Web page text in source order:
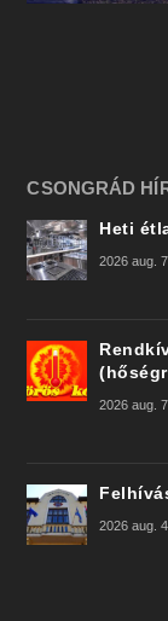
CSONGRÁD
Heti
2026 aug. 7
2026 aug. 7
2026 aug. 4